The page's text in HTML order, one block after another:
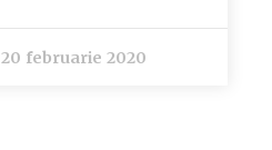
20 februarie 2020